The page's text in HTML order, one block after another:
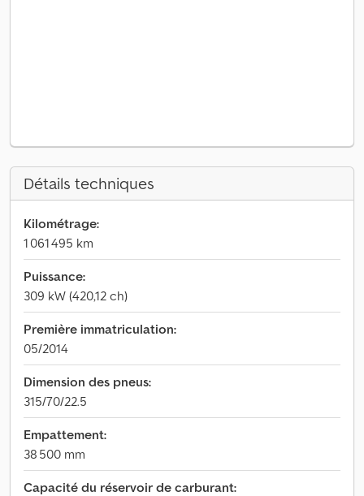
Détails techniques
Kilométrage:
1 061 495 km
Puissance:
309 kW (420,12 ch)
Première immatriculation:
05/2014
Dimension des pneus:
315/70/22.5
Empattement:
38 500 mm
Capacité du réservoir de carburant: